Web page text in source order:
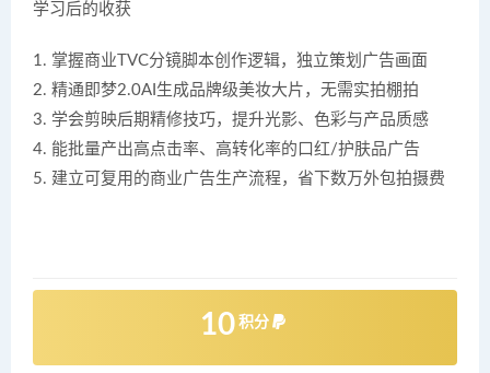
学习后的收获
1. 掌握商业TVC分镜脚本创作逻辑，独立策划广告画面
2. 精通即梦2.0AI生成品牌级美妆大片，无需实拍棚拍
3. 学会剪映后期精修技巧，提升光影、色彩与产品质感
4. 能批量产出高点击率、高转化率的口红/护肤品广告
5. 建立可复用的商业广告生产流程，省下数万外包拍摄费
10 积分